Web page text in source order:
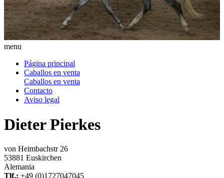
menu
Página principal
Caballos en venta
Caballos en venta
Contacto
Aviso legal
Dieter Pierkes
von Heimbachstr 26
53881 Euskirchen
Alemania
Tlf.: +49 (0)1727047045